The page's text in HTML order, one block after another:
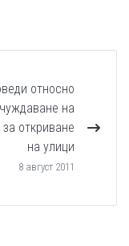
относно
на
откриване
на улици
8 август 2011